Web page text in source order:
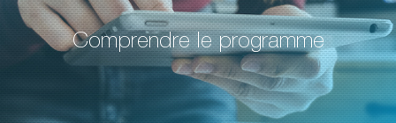
Comprendre le programme